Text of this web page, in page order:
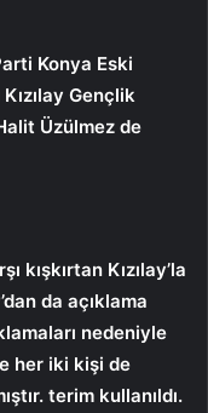
Konya Eski
Gençlik
Üzülmez de
kışkırtan Kızılay’la
da açıklama
nedeniyle
her iki kişi de
terim kullanıldı.